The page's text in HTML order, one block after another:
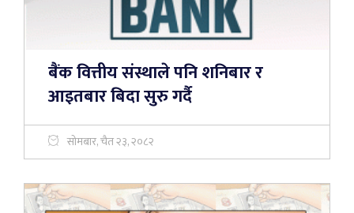
बैंक वित्तीय संस्थाले पनि शनिबार र
आइतबार बिदा सुरु गर्दै
सोमबार, चैत २३, २०८२